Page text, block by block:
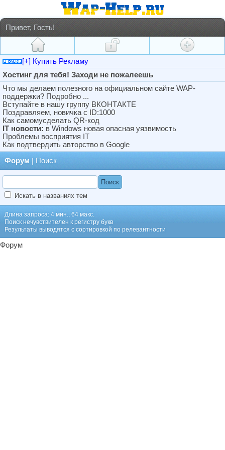
Привет, Гость!
[+] Купить Рекламу
Хостинг для тебя! Заходи не пожалеешь
Что мы делаем полезного на официальном сайте WAP-
поддержки? Подробно ...
Вступайте в нашу группу ВКОНТАКТЕ
Поздравляем, новичка с ID:1000
Как самомусделать QR-код
IT новости: в Windows новая опасная уязвимость
Проблемы восприятия IT
Как подтвердить авторство в Google
Форум | Поиск
Искать в названиях тем
Длина запроса: 4 мин., 64 макс.
Поиск нечувствителен к регистру букв
Результаты выводятся с сортировкой по релевантности
Форум